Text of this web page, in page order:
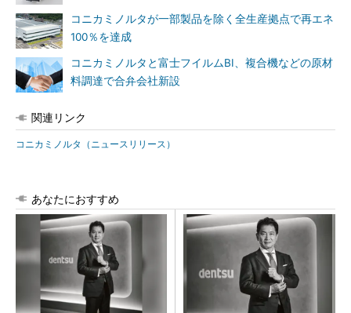
コニカミノルタが一部製品を除く全生産拠点で再エネ
100％を達成
コニカミノルタと富士フイルムBI、複合機などの原材
料調達で合弁会社新設
関連リンク
コニカミノルタ（ニュースリリース）
あなたにおすすめ